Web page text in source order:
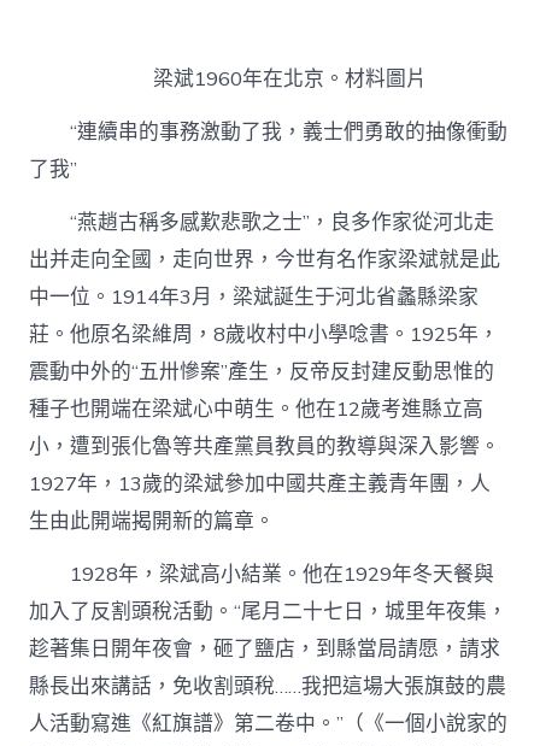
作
網〉
中
梁斌1960年在北京。材料圖片
“連續串的事務激動了我，義士們勇敢的抽像衝動
了我”
“燕趙古稱多感歎悲歌之士”，良多作家從河北走
出并走向全國，走向世界，今世有名作家梁斌就是此
中一位。1914年3月，梁斌誕生于河北省蠡縣梁家
莊。他原名梁維周，8歲收村中小學唸書。1925年，
震動中外的“五卅慘案”產生，反帝反封建反動思惟的
種子也開端在梁斌心中萌生。他在12歲考進縣立高
小，遭到張化魯等共產黨員教員的教導與深入影響。
1927年，13歲的梁斌參加中國共產主義青年團，人
生由此開端揭開新的篇章。
1928年，梁斌高小結業。他在1929年冬天餐與
加入了反割頭稅活動。“尾月二十七日，城里年夜集，
趁著集日開年夜會，砸了鹽店，到縣當局請愿，請求
縣長出來講話，免收割頭稅……我把這場大張旗鼓的農
人活動寫進《紅旗譜》第二卷中。”（《一個小說家的